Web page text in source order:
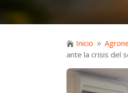
 Inicio 9
ante la crisis del